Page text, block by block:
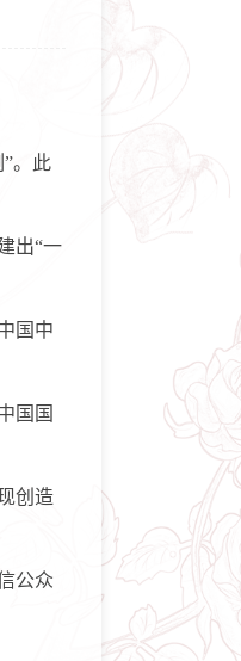
。此
出“一
国中
国国
创造
公众